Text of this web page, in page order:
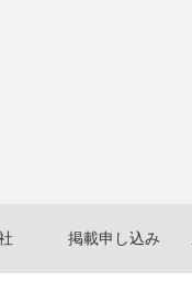
掲載申し込み